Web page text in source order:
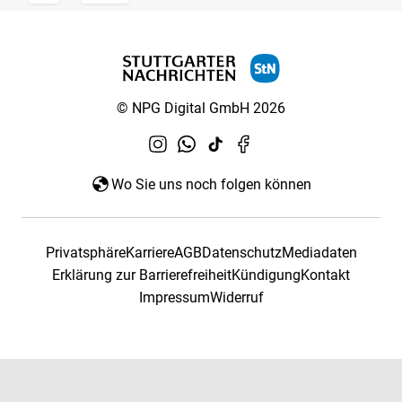
© NPG Digital GmbH 2026
Wo Sie uns noch folgen können
PrivatsphäreKarriereAGBDatenschutzMediadaten
Erklärung zur BarrierefreiheitKündigungKontakt
ImpressumWiderruf